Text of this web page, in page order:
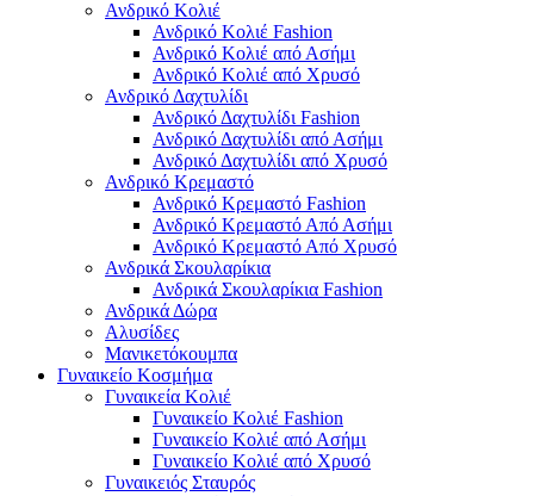
Ανδρικό Κολιέ
Ανδρικό Κολιέ Fashion
Ανδρικό Κολιέ από Ασήμι
Ανδρικό Κολιέ από Χρυσό
Ανδρικό Δαχτυλίδι
Ανδρικό Δαχτυλίδι Fashion
Ανδρικό Δαχτυλίδι από Ασήμι
Ανδρικό Δαχτυλίδι από Χρυσό
Ανδρικό Κρεμαστό
Ανδρικό Κρεμαστό Fashion
Ανδρικό Κρεμαστό Από Ασήμι
Ανδρικό Κρεμαστό Από Χρυσό
Ανδρικά Σκουλαρίκια
Ανδρικά Σκουλαρίκια Fashion
Ανδρικά Δώρα
Αλυσίδες
Μανικετόκουμπα
Γυναικείο Κοσμήμα
Γυναικεία Κολιέ
Γυναικείο Κολιέ Fashion
Γυναικείο Κολιέ από Ασήμι
Γυναικείο Κολιέ από Χρυσό
Γυναικειός Σταυρός